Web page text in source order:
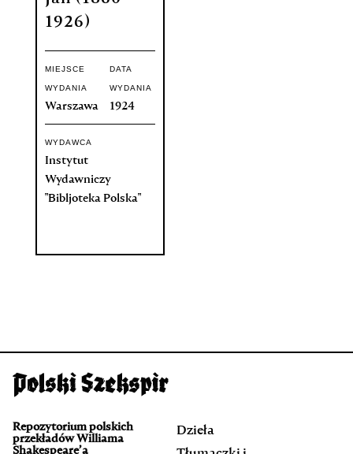
1926)
MIEJSCE
WYDANIA
Warszawa
DATA
WYDANIA
1924
WYDAWCA
Instytut
Wydawniczy
"Bibljoteka Polska"
Repozytorium polskich
przekładów Williama
Shakespeare’a
Dzieła